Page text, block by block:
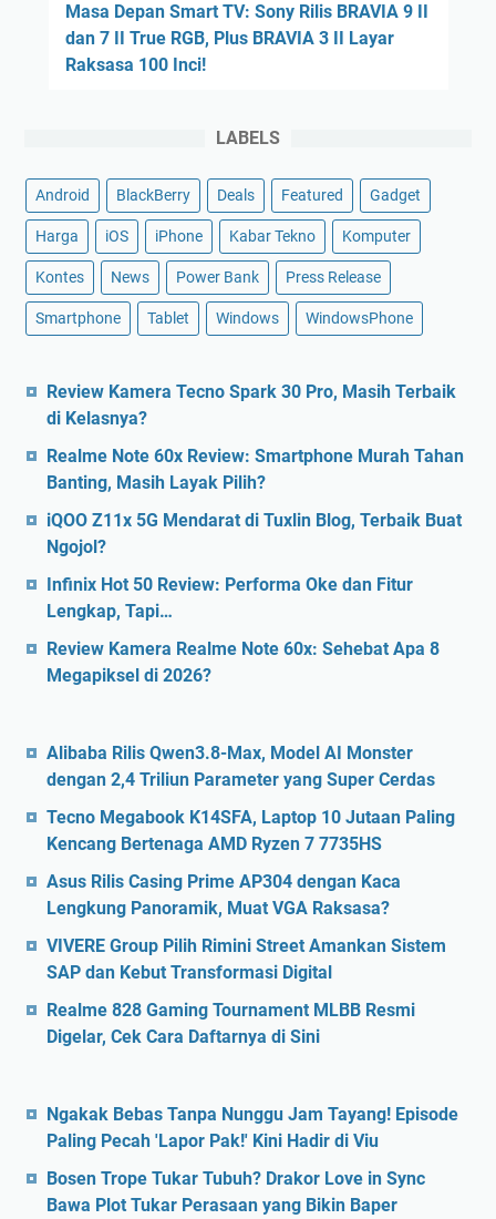
Masa Depan Smart TV: Sony Rilis BRAVIA 9 II
dan 7 II True RGB, Plus BRAVIA 3 II Layar
Raksasa 100 Inci!
LABELS
Android BlackBerry Deals Featured Gadget
Harga iOS iPhone Kabar Tekno Komputer
Kontes News Power Bank Press Release
Smartphone Tablet Windows WindowsPhone
Review Kamera Tecno Spark 30 Pro, Masih Terbaik
di Kelasnya?
Realme Note 60x Review: Smartphone Murah Tahan
Banting, Masih Layak Pilih?
iQOO Z11x 5G Mendarat di Tuxlin Blog, Terbaik Buat
Ngojol?
Infinix Hot 50 Review: Performa Oke dan Fitur
Lengkap, Tapi…
Review Kamera Realme Note 60x: Sehebat Apa 8
Megapiksel di 2026?
Alibaba Rilis Qwen3.8-Max, Model AI Monster
dengan 2,4 Triliun Parameter yang Super Cerdas
Tecno Megabook K14SFA, Laptop 10 Jutaan Paling
Kencang Bertenaga AMD Ryzen 7 7735HS
Asus Rilis Casing Prime AP304 dengan Kaca
Lengkung Panoramik, Muat VGA Raksasa?
VIVERE Group Pilih Rimini Street Amankan Sistem
SAP dan Kebut Transformasi Digital
Realme 828 Gaming Tournament MLBB Resmi
Digelar, Cek Cara Daftarnya di Sini
Ngakak Bebas Tanpa Nunggu Jam Tayang! Episode
Paling Pecah 'Lapor Pak!' Kini Hadir di Viu
Bosen Trope Tukar Tubuh? Drakor Love in Sync
Bawa Plot Tukar Perasaan yang Bikin Baper